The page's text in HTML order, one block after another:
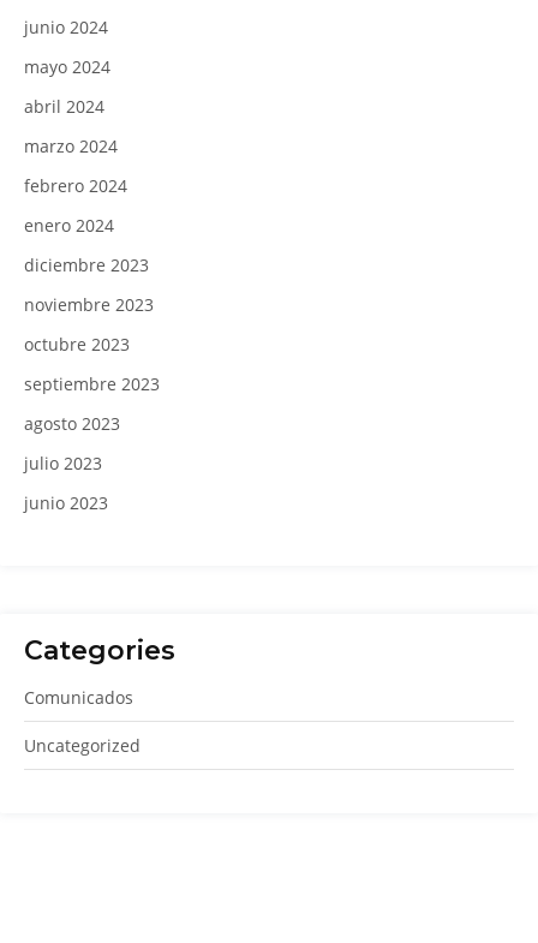
junio 2024
mayo 2024
abril 2024
marzo 2024
febrero 2024
enero 2024
diciembre 2023
noviembre 2023
octubre 2023
septiembre 2023
agosto 2023
julio 2023
junio 2023
Categories
Comunicados
Uncategorized